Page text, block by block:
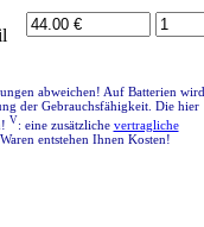
abweichen! Auf Batterien wird
der Gebrauchsfähigkeit. Die hier
V: eine zusätzliche vertragliche
entstehen Ihnen Kosten!